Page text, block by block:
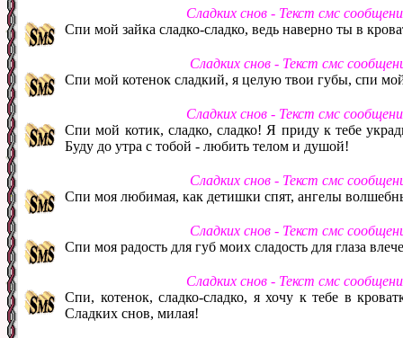
Сладких снов - Текст смс
Спи мой зайка сладко-сладко, ведь наверно ты в
Сладких снов - Текст смс
Спи мой котенок сладкий, я целую твои губы, спи мой
Сладких снов - Текст смс
Спи мой котик, сладко, сладко! Я приду к тебе
Буду до утра с тобой - любить телом и душой!
Сладких снов - Текст смс
Спи моя любимая, как детишки спят, ангелы
Сладких снов - Текст смс
Спи моя радость для губ моих сладость для глаза
Сладких снов - Текст смс
Спи, котенок, сладко-сладко, я хочу к тебе в
Сладких снов, милая!